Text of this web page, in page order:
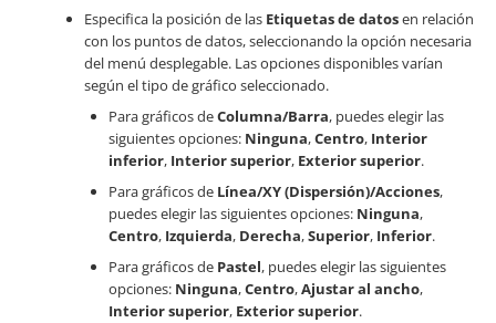
Especifica la posición de las Etiquetas de datosen relación
con los puntos de datos, seleccionando la opción necesaria
del menú desplegable. Las opciones disponibles varían
según el tipo de gráfico seleccionado.
Para gráficos deColumna/Barra, puedes elegir las
siguientes opciones: Ninguna,Centro, Interior
inferior, Interior superior, Exterior superior.
Para gráficos de Línea/XY (Dispersión)/Acciones,
puedes elegir las siguientes opciones: Ninguna,
Centro, Izquierda, Derecha,Superior, Inferior.
Para gráficos de Pastel, puedes elegir las siguientes
opciones: Ninguna,Centro,Ajustar al ancho,
Interior superior, Exterior superior.